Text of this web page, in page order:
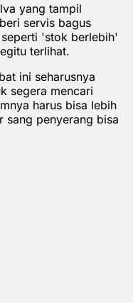
yang tampil
servis bagus
'stok berlebih'
terlihat.
ini seharusnya
segera mencari
harus bisa lebih
sang penyerang bisa